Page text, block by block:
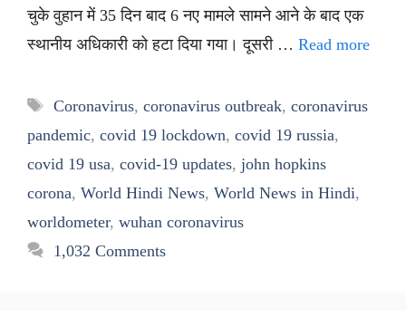
चुके वुहान में 35 दिन बाद 6 नए मामले सामने आने के बाद एक
स्थानीय अधिकारी को हटा दिया गया। दूसरी … Read more
Tags
Coronavirus, coronavirus outbreak, coronavirus
pandemic, covid 19 lockdown, covid 19 russia,
covid 19 usa, covid-19 updates, john hopkins
corona, World Hindi News, World News in Hindi,
worldometer, wuhan coronavirus
1,032 Comments